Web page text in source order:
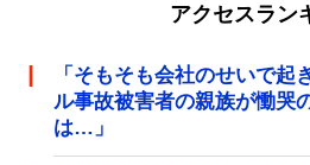
アクセスラン
「そもそも会社のせいで
ル事故被害者の親族が慟
は…」